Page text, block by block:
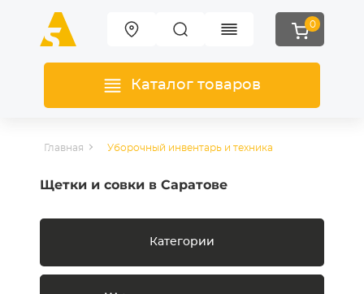
0
Каталог товаров
Главная Уборочный инвентарь и техника
Щетки и совки в Саратове
Категории